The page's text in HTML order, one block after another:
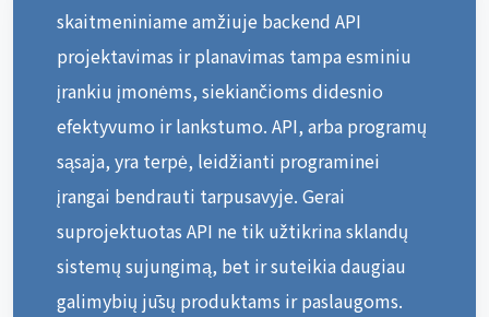
skaitmeniniame amžiuje backend API
projektavimas ir planavimas tampa esminiu
įrankiu įmonėms, siekiančioms didesnio
efektyvumo ir lankstumo. API, arba programų
sąsaja, yra terpė, leidžianti programinei
įrangai bendrauti tarpusavyje. Gerai
suprojektuotas API ne tik užtikrina sklandų
sistemų sujungimą, bet ir suteikia daugiau
galimybių jūsų produktams ir paslaugoms.